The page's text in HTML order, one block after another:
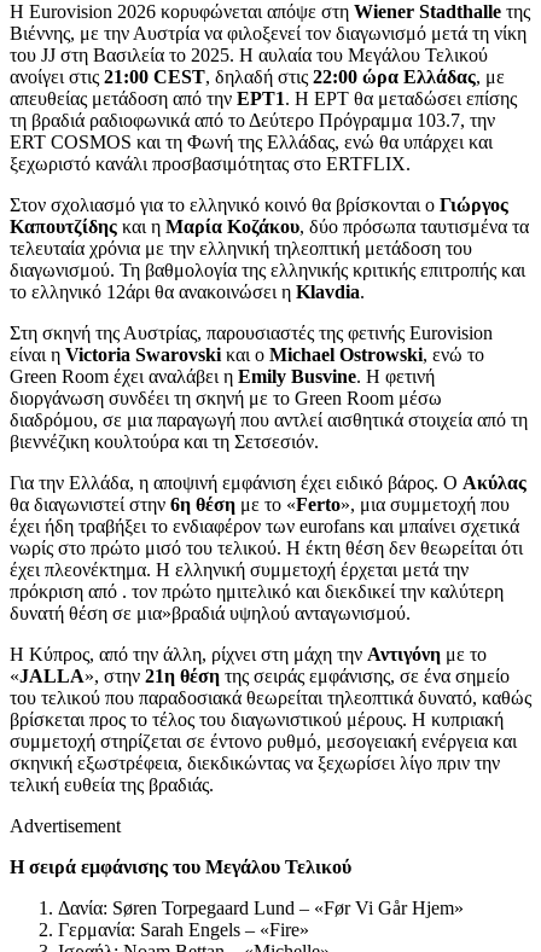
Η Eurovision 2026 κορυφώνεται απόψε στη Wiener Stadthalle της
Βιέννης, με την Αυστρία να φιλοξενεί τον διαγωνισμό μετά τη νίκη
του JJ στη Βασιλεία το 2025. Η αυλαία του Μεγάλου Τελικού
ανοίγει στις 21:00 CEST, δηλαδή στις 22:00 ώρα Ελλάδας, με
απευθείας μετάδοση από την ΕΡΤ1. Η ΕΡΤ θα μεταδώσει επίσης
τη βραδιά ραδιοφωνικά από το Δεύτερο Πρόγραμμα 103.7, την
ERT COSMOS και τη Φωνή της Ελλάδας, ενώ θα υπάρχει και
ξεχωριστό κανάλι προσβασιμότητας στο ERTFLIX.
Στον σχολιασμό για το ελληνικό κοινό θα βρίσκονται ο Γιώργος
Καπουτζίδης και η Μαρία Κοζάκου, δύο πρόσωπα ταυτισμένα τα
τελευταία χρόνια με την ελληνική τηλεοπτική μετάδοση του
διαγωνισμού. Τη βαθμολογία της ελληνικής κριτικής επιτροπής και
το ελληνικό 12άρι θα ανακοινώσει η Klavdia.
Στη σκηνή της Αυστρίας, παρουσιαστές της φετινής Eurovision
είναι η Victoria Swarovski και ο Michael Ostrowski, ενώ το
Green Room έχει αναλάβει η Emily Busvine. Η φετινή
διοργάνωση συνδέει τη σκηνή με το Green Room μέσω
διαδρόμου, σε μια παραγωγή που αντλεί αισθητικά στοιχεία από τη
βιεννέζικη κουλτούρα και τη Σετσεσιόν.
Για την Ελλάδα, η αποψινή εμφάνιση έχει ειδικό βάρος. Ο Ακύλας
θα διαγωνιστεί στην 6η θέση με το «Ferto», μια συμμετοχή που
έχει ήδη τραβήξει το ενδιαφέρον των eurofans και μπαίνει σχετικά
νωρίς στο πρώτο μισό του τελικού. Η έκτη θέση δεν θεωρείται ότι
έχει πλεονέκτημα. Η ελληνική συμμετοχή έρχεται μετά την
πρόκριση από . τον πρώτο ημιτελικό και διεκδικεί την καλύτερη
δυνατή θέση σε μια»βραδιά υψηλού ανταγωνισμού.
Η Κύπρος, από την άλλη, ρίχνει στη μάχη την Αντιγόνη με το
«JALLA», στην 21η θέση της σειράς εμφάνισης, σε ένα σημείο
του τελικού που παραδοσιακά θεωρείται τηλεοπτικά δυνατό, καθώς
βρίσκεται προς το τέλος του διαγωνιστικού μέρους. Η κυπριακή
συμμετοχή στηρίζεται σε έντονο ρυθμό, μεσογειακή ενέργεια και
σκηνική εξωστρέφεια, διεκδικώντας να ξεχωρίσει λίγο πριν την
τελική ευθεία της βραδιάς.
Advertisement
Η σειρά εμφάνισης του Μεγάλου Τελικού
Δανία: Søren Torpegaard Lund – «Før Vi Går Hjem»
Γερμανία: Sarah Engels – «Fire»